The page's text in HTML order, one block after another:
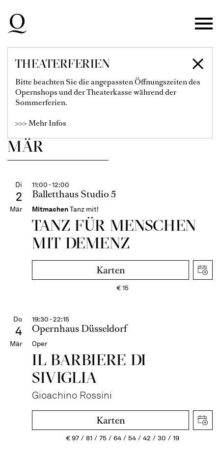
Zur Hauptnavigation springen
Zum Hauptinhalt springen
Zum Footer springen
THEATERFERIEN
Bitte beachten Sie die angepassten Öffnungszeiten des
Opernshops und der Theaterkasse während der
Sommerferien.
>>> Mehr Infos
SPIELPLAN
MÄR
Di
2
Mär
11:00 - 12:00
Balletthaus Studio 5
MitmachenTanz mit!
TANZ FÜR MENSCHEN
MIT DEMENZ
Karten
€15
Do
4
Mär
19:30 - 22:15
Opernhaus Düsseldorf
Oper
IL BARBIERE DI
SIVIGLIA
Gioachino Rossini
Karten
€97 81 75 64 54 42 30 19